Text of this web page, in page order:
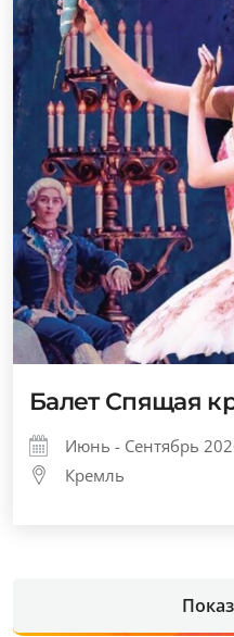
Балет Спящая
Июнь - Сентябрь
Кремль